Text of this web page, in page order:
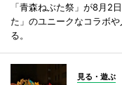
「青森ねぶた祭」が8月2
た」のユニークなコラボ
る。
見る・遊ぶ